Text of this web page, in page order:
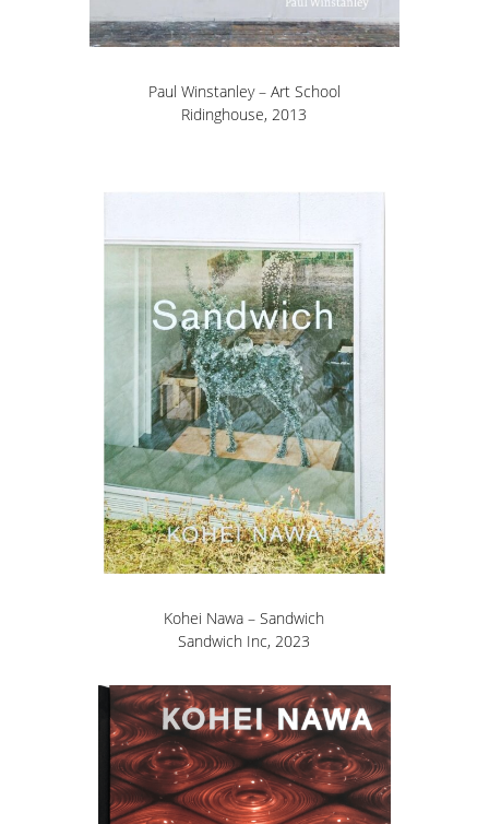
Paul Winstanley – Art School
Ridinghouse, 2013
Kohei Nawa – Sandwich
Sandwich Inc, 2023